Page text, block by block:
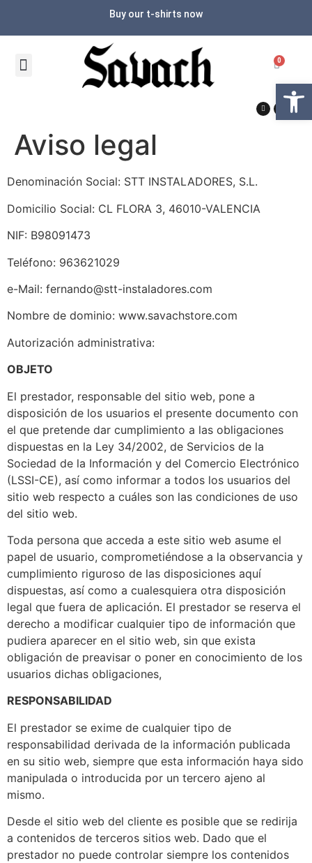
Buy our t-shirts now
0
Aviso legal
Denominación Social: STT INSTALADORES, S.L.
Domicilio Social: CL FLORA 3, 46010-VALENCIA
NIF: B98091473
Teléfono: 963621029
e-Mail: fernando@stt-instaladores.com
Nombre de dominio: www.savachstore.com
Autorización administrativa:
OBJETO
El prestador, responsable del sitio web, pone a
disposición de los usuarios el presente documento con
el que pretende dar cumplimiento a las obligaciones
dispuestas en la Ley 34/2002, de Servicios de la
Sociedad de la Información y del Comercio Electrónico
(LSSI-CE), así como informar a todos los usuarios del
sitio web respecto a cuáles son las condiciones de uso
del sitio web.
Toda persona que acceda a este sitio web asume el
papel de usuario, comprometiéndose a la observancia y
cumplimiento riguroso de las disposiciones aquí
dispuestas, así como a cualesquiera otra disposición
legal que fuera de aplicación. El prestador se reserva el
derecho a modificar cualquier tipo de información que
pudiera aparecer en el sitio web, sin que exista
obligación de preavisar o poner en conocimiento de los
usuarios dichas obligaciones,
RESPONSABILIDAD
El prestador se exime de cualquier tipo de
responsabilidad derivada de la información publicada
en su sitio web, siempre que esta información haya sido
manipulada o introducida por un tercero ajeno al
mismo.
Desde el sitio web del cliente es posible que se redirija
a contenidos de terceros sitios web. Dado que el
prestador no puede controlar siempre los contenidos
Abrir